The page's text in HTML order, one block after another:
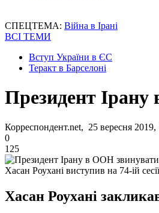
СПЕЦТЕМА: Війна в Ірані
ВСІ ТЕМИ
Вступ України в ЄС
Теракт в Барселоні
Президент
Корреспондент.net, 25 вересня 2019,
0
125
Хасан Роухані виступив на 74-ій
Хасан Роухані